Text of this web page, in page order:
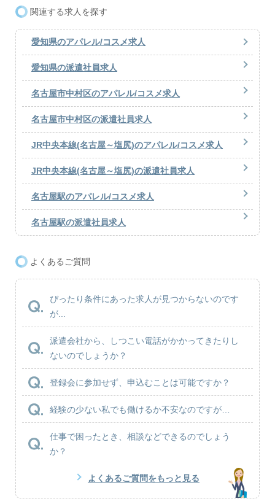
関連する求人を探す
愛知県のアパレル/コスメ求人
愛知県の派遣社員求人
名古屋市中村区のアパレル/コスメ求人
名古屋市中村区の派遣社員求人
JR中央本線(名古屋～塩尻)のアパレル/コスメ求人
JR中央本線(名古屋～塩尻)の派遣社員求人
名古屋駅のアパレル/コスメ求人
名古屋駅の派遣社員求人
よくあるご質問
ぴったり条件にあった求人が見つからないのです
が...
派遣会社から、しつこい電話がかかってきたりし
ないのでしょうか？
登録会に参加せず、申込むことは可能ですか？
経験の少ない私でも働けるか不安なのですが…
仕事で困ったとき、相談などできるのでしょう
か？
よくあるご質問をもっと見る